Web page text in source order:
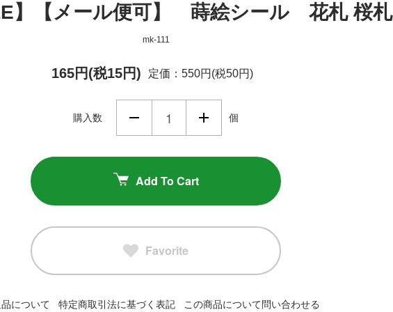
】【メール便可】 蒔絵シール 花札 桜札
mk-111
165円(税15円) 定価：550円(税50円)
購入数 個
Add To Cart
Favorite
について 特定商取引法に基づく表記 この商品について問い合わせる